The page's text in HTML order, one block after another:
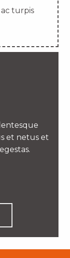
turpis
et netus et